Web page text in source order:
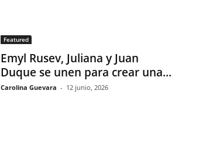
Featured
Emyl Rusev, Juliana y Juan
Duque se unen para crear una...
Carolina Guevara - 12 junio, 2026